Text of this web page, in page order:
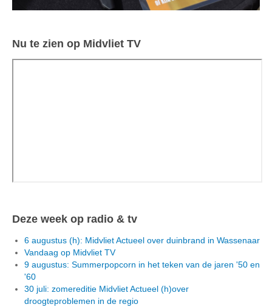
Nu te zien op Midvliet TV
Deze week op radio & tv
6 augustus (h): Midvliet Actueel over duinbrand in Wassenaar
Vandaag op Midvliet TV
9 augustus: Summerpopcorn in het teken van de jaren '50 en
'60
30 juli: zomereditie Midvliet Actueel (h)over
droogteproblemen in de regio